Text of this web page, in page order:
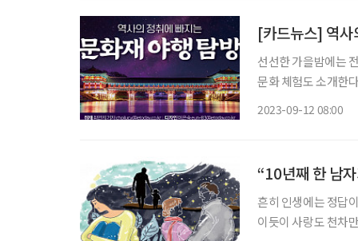
[카드뉴스] 역사
선선한 가을밤에는 전국 문화
문화 체험도 소개한다. 경복궁 별빛야행 10월 8일까지 | 경복궁 외소주방에서 궁중
2023-09-12 08:00
“10년째 한 남
흔히 인생에는 정답
이듯이 사랑도 천차